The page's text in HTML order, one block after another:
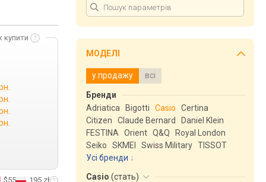
купити
$55 195 zł
МОДЕЛІ
у продажу всі
Бренди
Adriatica
Bigotti Casio
Certina
Citizen
Claude Bernard
Daniel Klein
FESTINA
Orient Q&Q
Royal London
Seiko
SKMEI Swiss Military TISSOT
Усі бренди
Casio (стать)